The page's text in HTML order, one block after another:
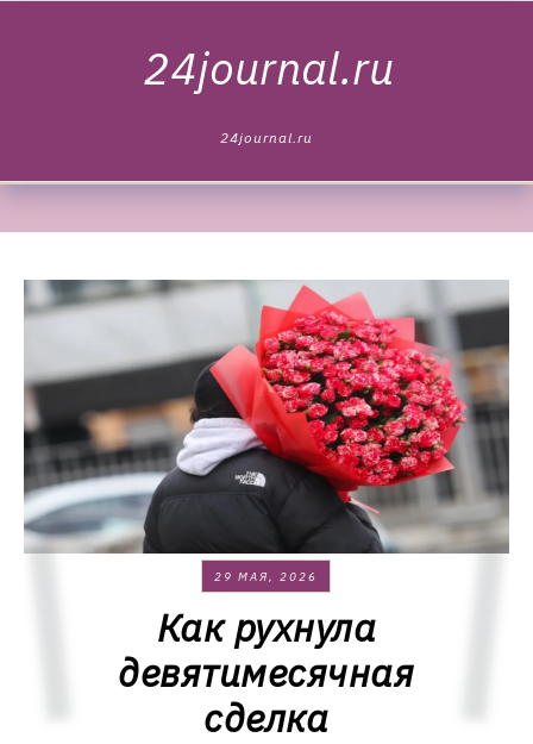
24journal.ru
24journal.ru
29 МАЯ, 2026
Как рухнула
девятимесячная
сделка